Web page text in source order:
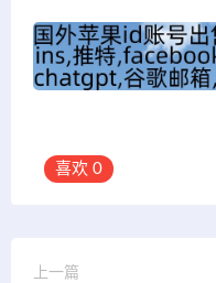
喜欢 0
上一篇